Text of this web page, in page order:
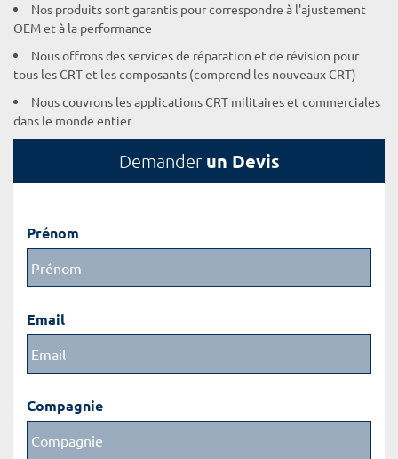
Nos produits sont garantis pour correspondre à l'ajustement
OEM et à la performance
Nous offrons des services de réparation et de révision pour
tous les CRT et les composants (comprend les nouveaux CRT)
Nous couvrons les applications CRT militaires et commerciales
dans le monde entier
Demander un Devis
Prénom
Email
Compagnie